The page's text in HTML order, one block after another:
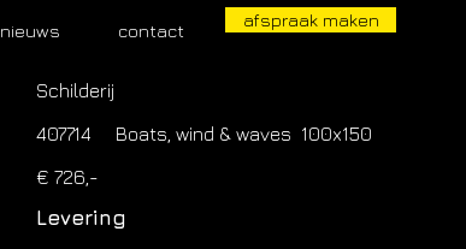
nieuws contact
afspraak maken
Schilderij
407714 Boats, wind & waves 100x150
€ 726,-
Levering